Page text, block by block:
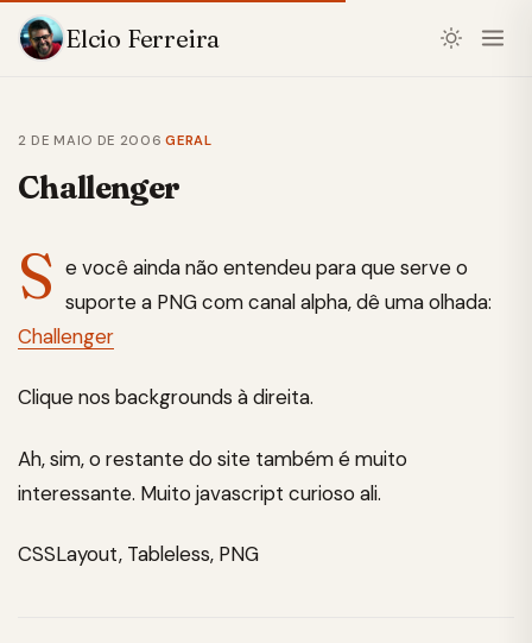
Elcio Ferreira
2 DE MAIO DE 2006 ·GERAL
Challenger
S e você ainda não entendeu para que serve o
suporte a PNG com canal alpha, dê uma olhada:
Challenger
Clique nos backgrounds à direita.
Ah, sim, o restante do site também é muito
interessante. Muito javascript curioso ali.
CSSLayout, Tableless, PNG